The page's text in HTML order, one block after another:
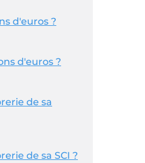
d'euros ?
d'euros ?
de sa
de sa SCI ?